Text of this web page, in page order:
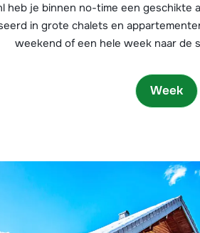
heb je binnen no-time een
in grote chalets en
weekend of een hele week naar de
Week